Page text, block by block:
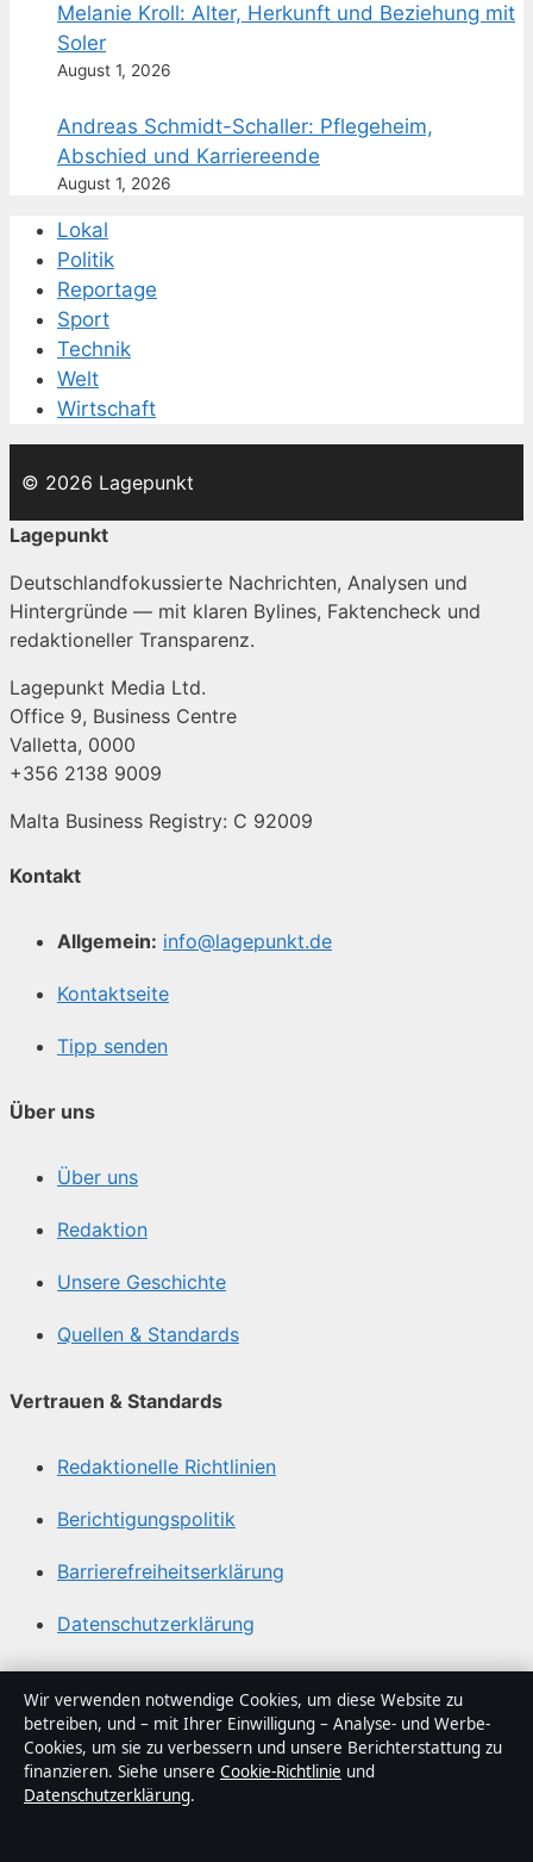
Melanie Kroll: Alter, Herkunft und Beziehung mit
Soler
August 1, 2026
Andreas Schmidt-Schaller: Pflegeheim,
Abschied und Karriereende
August 1, 2026
Lokal
Politik
Reportage
Sport
Technik
Welt
Wirtschaft
© 2026 Lagepunkt
Lagepunkt
Deutschlandfokussierte Nachrichten, Analysen und
Hintergründe — mit klaren Bylines, Faktencheck und
redaktioneller Transparenz.
Lagepunkt Media Ltd.
Office 9, Business Centre
Valletta, 0000
+356 2138 9009
Malta Business Registry: C 92009
Kontakt
Allgemein: info@lagepunkt.de
Kontaktseite
Tipp senden
Über uns
Über uns
Redaktion
Unsere Geschichte
Quellen & Standards
Vertrauen & Standards
Redaktionelle Richtlinien
Berichtigungspolitik
Barrierefreiheitserklärung
Datenschutzerklärung
Über Lagepunkt in Kürze
Lagepunkt ist ein unabhängiger digitaler
Nachrichtenanbieter mit Fokus auf Politik, Wirtschaft,
Technik und Gesellschaft in Deutschland. Jeder Artikel
Wir verwenden notwendige Cookies, um diese Website zu
betreiben, und – mit Ihrer Einwilligung – Analyse- und Werbe-
Cookies, um sie zu verbessern und unsere Berichterstattung zu
finanzieren. Siehe unsere Cookie-Richtlinie und
Datenschutzerklärung.